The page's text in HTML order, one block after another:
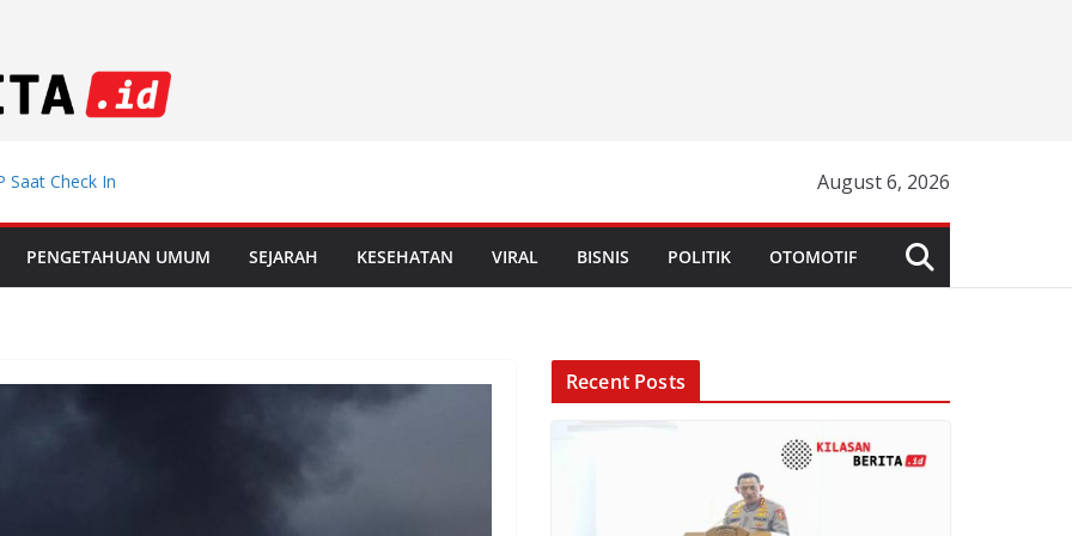
Saat Check In
Mutasi
August 6, 2026
PENGETAHUAN UMUM SEJARAH KESEHATAN VIRAL BISNIS POLITIK OTOMOTIF
Recent Posts